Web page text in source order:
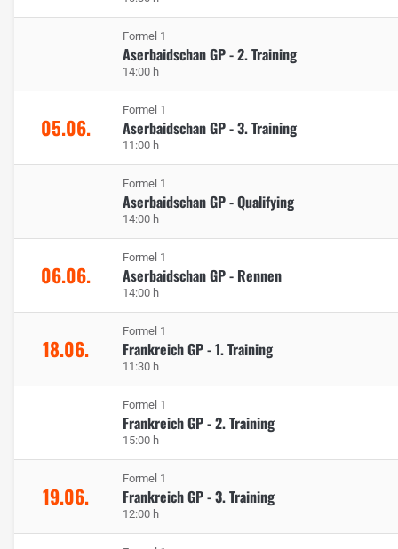
Formel 1
Aserbaidschan GP - 2. Training
14:00 h
05.06.
Formel 1
Aserbaidschan GP - 3. Training
11:00 h
Formel 1
Aserbaidschan GP - Qualifying
14:00 h
06.06.
Formel 1
Aserbaidschan GP - Rennen
14:00 h
18.06.
Formel 1
Frankreich GP - 1. Training
11:30 h
Formel 1
Frankreich GP - 2. Training
15:00 h
19.06.
Formel 1
Frankreich GP - 3. Training
12:00 h